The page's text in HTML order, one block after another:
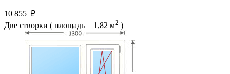
10 855 ₽
Две створки ( площадь = 1,82 м2 )